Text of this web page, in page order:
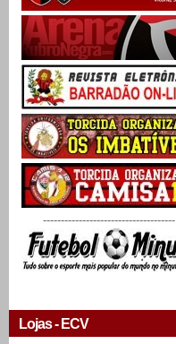
-------------------------------------
Lojas - ECV